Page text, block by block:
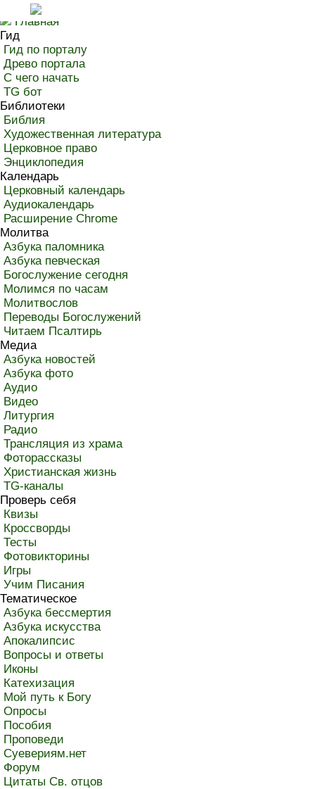
Разделы портала «Азбука веры»
Главная
Гид
Гид по порталу
Древо портала
С чего начать
TG бот
Библиотеки
Библия
Художественная литература
Церковное право
Энциклопедия
Календарь
Церковный календарь
Аудиокалендарь
Расширение Chrome
Молитва
Азбука паломника
Азбука певческая
Богослужение сегодня
Молимся по часам
Молитвослов
Переводы Богослужений
Читаем Псалтирь
Медиа
Азбука новостей
Азбука фото
Аудио
Видео
Литургия
Радио
Трансляция из храма
Фоторассказы
Христианская жизнь
TG-каналы
Проверь себя
Квизы
Кроссворды
Тесты
Фотовикторины
Игры
Учим Писания
Тематическое
Азбука бессмертия
Азбука искусства
Апокалипсис
Вопросы и ответы
Иконы
Катехизация
Мой путь к Богу
Опросы
Пособия
Проповеди
Суевериям.нет
Форум
Цитаты Св. отцов